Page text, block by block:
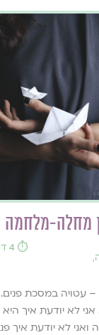
מחלה-מלחמה
,
⏱️ 4 דקות קריאה
– עטויה במסכת
אני לא יודעת איך
ואני לא יודעת איך